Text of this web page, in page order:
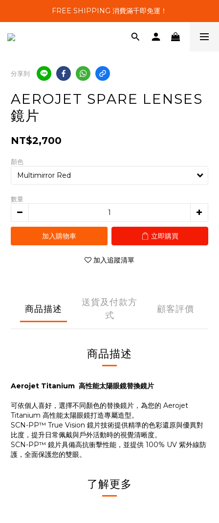
FREE SHIPPING 消費滿千即免運！
分享到
AEROJET SPARE LENSES
鏡片
NT$2,700
顏色
數量
加入購物車 立即購買
加入追蹤清單
商品描述
送貨及付款方
式
顧客評價
商品描述
Aerojet Titanium 高性能太陽眼鏡替換鏡片
可依個人喜好，選擇不同顏色的替換鏡片，為您的 Aerojet
Titanium 高性能太陽眼鏡打造專屬造型。
SCN-PP™ True Vision 鏡片技術提供精準的色彩還原與優異對
比度，提升日常佩戴與戶外活動時的視覺清晰度。
SCN-PP™ 鏡片具備高抗衝擊性能，並提供 100% UV 紫外線防
護，全面保護您的雙眼。
了解更多